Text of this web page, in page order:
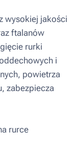
wysokiej jakości
ftalanów
rurki
i
powietrza
zabezpiecza
rurce